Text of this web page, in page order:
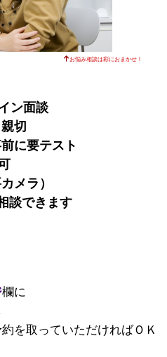
お悩み相談は彩におまかせ！
ン面談
切
に要テスト
メラ）
談できます
欄に
を取っていただければＯＫ